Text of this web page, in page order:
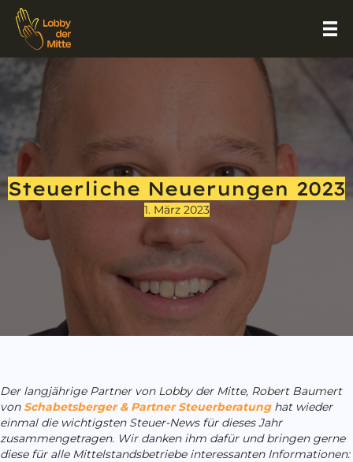
Steuerliche Neuerungen 2023
1. März 2023
Der langjährige Partner von Lobby der Mitte, Robert Baumert
von Schabetsberger & Partner Steuerberatunghat wieder
einmal die wichtigsten Steuer-News für dieses Jahr
zusammengetragen. Wir danken ihm dafür und bringen gerne
diese für alle Mittelstandsbetriebe interessanten Informationen: